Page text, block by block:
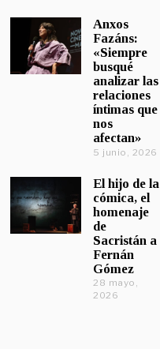
Anxos
Fazáns:
«Siempre
busqué
analizar las
relaciones
íntimas que
nos
afectan»
5 junio, 2026
El hijo de la
cómica, el
homenaje
de
Sacristán a
Fernán
Gómez
28 mayo,
2026